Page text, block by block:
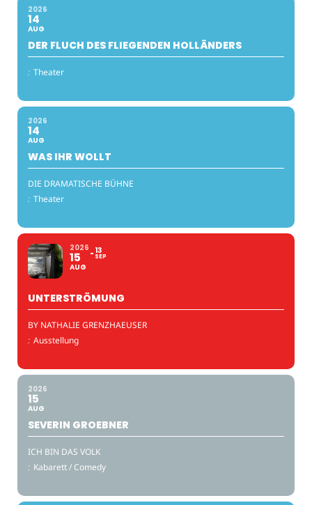
2026
14
AUG
DER FLUCH DES FLIEGENDEN HOLLÄNDERS
: Theater
2026
14
AUG
WAS IHR WOLLT
DIE DRAMATISCHE BÜHNE
: Theater
2026
15
AUG
13
SEP
UNTERSTRÖMUNG
BY NATHALIE GRENZHAEUSER
: Ausstellung
2026
15
AUG
SEVERIN GROEBNER
ICH BIN DAS VOLK
: Kabarett / Comedy